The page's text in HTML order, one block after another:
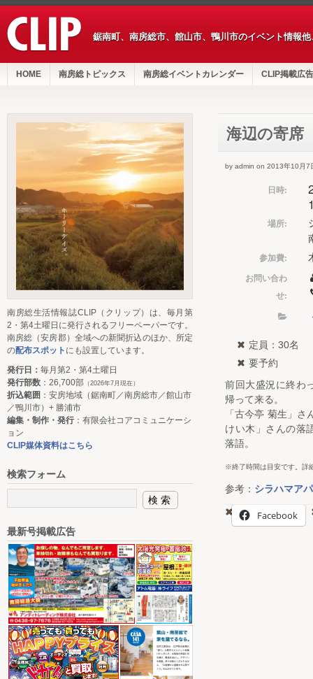
鋸南町、南房総市、館山市、鴨川市のイベント情報
HOME 南房総トピックス 南房総イベントカレンダー CLIP掲載広告
海辺の寄席
by admin on 2013年10月7
日時:
場所:
参加費:
お問い合わ
せ:
定員：30名
要予約
前回大盛況に終わ
帰って来る。
「古今亭 菊生」
けい木」さんの落
落語。
※終了時間は目安です。詳
参考： シラハマア
Facebook
南房総生活情報誌CLIP（クリップ）は、毎月第
2・第4土曜日に発行されるフリーペーパーです。
南房総（安房郡）全域への新聞折込のほか、所定
の配布スポット にも設置しています。
発行日： 毎月第2・第4土曜日
発行部数 ：26,700部 （2026年7月現在）
折込範囲 ：安房地域（鋸南町／南房総市／館山市
／鴨川市）+ 勝浦市
編集・制作・発行：有限会社コアコミュニケーシ
ョン
CLIP媒体資料はこちら
検索フォーム
最新号掲載広告